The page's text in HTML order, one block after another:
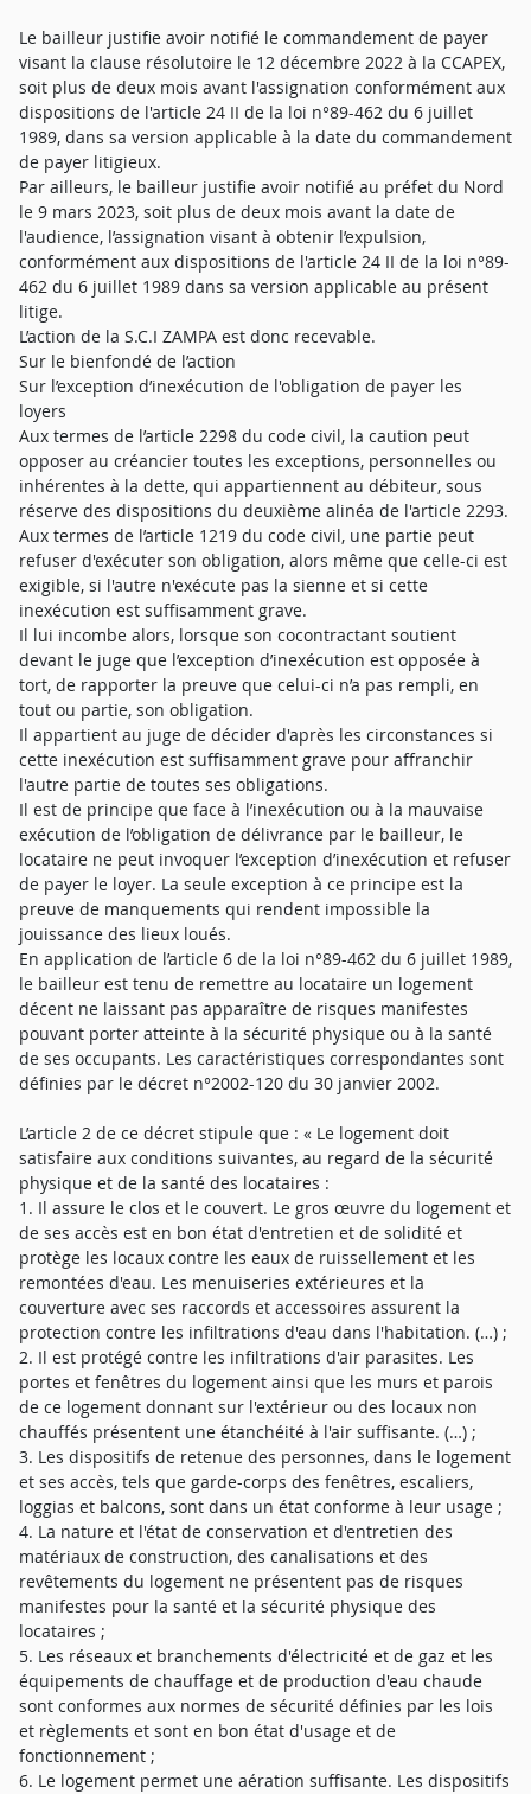
Le bailleur justifie avoir notifié le commandement de payer
visant la clause résolutoire le 12 décembre 2022 à la CCAPEX,
soit plus de deux mois avant l'assignation conformément aux
dispositions de l'article 24 II de la loi n°89-462 du 6 juillet
1989, dans sa version applicable à la date du commandement
de payer litigieux.
Par ailleurs, le bailleur justifie avoir notifié au préfet du Nord
le 9 mars 2023, soit plus de deux mois avant la date de
l'audience, l’assignation visant à obtenir l’expulsion,
conformément aux dispositions de l'article 24 II de la loi n°89-
462 du 6 juillet 1989 dans sa version applicable au présent
litige.
L’action de la S.C.I ZAMPA est donc recevable.
Sur le bienfondé de l’action
Sur l’exception d’inexécution de l'obligation de payer les
loyers
Aux termes de l’article 2298 du code civil, la caution peut
opposer au créancier toutes les exceptions, personnelles ou
inhérentes à la dette, qui appartiennent au débiteur, sous
réserve des dispositions du deuxième alinéa de l'article 2293.
Aux termes de l’article 1219 du code civil, une partie peut
refuser d'exécuter son obligation, alors même que celle-ci est
exigible, si l'autre n'exécute pas la sienne et si cette
inexécution est suffisamment grave.
Il lui incombe alors, lorsque son cocontractant soutient
devant le juge que l’exception d’inexécution est opposée à
tort, de rapporter la preuve que celui-ci n’a pas rempli, en
tout ou partie, son obligation.
Il appartient au juge de décider d'après les circonstances si
cette inexécution est suffisamment grave pour affranchir
l'autre partie de toutes ses obligations.
Il est de principe que face à l’inexécution ou à la mauvaise
exécution de l’obligation de délivrance par le bailleur, le
locataire ne peut invoquer l’exception d’inexécution et refuser
de payer le loyer. La seule exception à ce principe est la
preuve de manquements qui rendent impossible la
jouissance des lieux loués.
En application de l’article 6 de la loi n°89-462 du 6 juillet 1989,
le bailleur est tenu de remettre au locataire un logement
décent ne laissant pas apparaître de risques manifestes
pouvant porter atteinte à la sécurité physique ou à la santé
de ses occupants. Les caractéristiques correspondantes sont
définies par le décret n°2002-120 du 30 janvier 2002.
L’article 2 de ce décret stipule que : « Le logement doit
satisfaire aux conditions suivantes, au regard de la sécurité
physique et de la santé des locataires :
1. Il assure le clos et le couvert. Le gros œuvre du logement et
de ses accès est en bon état d'entretien et de solidité et
protège les locaux contre les eaux de ruissellement et les
remontées d'eau. Les menuiseries extérieures et la
couverture avec ses raccords et accessoires assurent la
protection contre les infiltrations d'eau dans l'habitation. (…) ;
2. Il est protégé contre les infiltrations d'air parasites. Les
portes et fenêtres du logement ainsi que les murs et parois
de ce logement donnant sur l'extérieur ou des locaux non
chauffés présentent une étanchéité à l'air suffisante. (…) ;
3. Les dispositifs de retenue des personnes, dans le logement
et ses accès, tels que garde-corps des fenêtres, escaliers,
loggias et balcons, sont dans un état conforme à leur usage ;
4. La nature et l'état de conservation et d'entretien des
matériaux de construction, des canalisations et des
revêtements du logement ne présentent pas de risques
manifestes pour la santé et la sécurité physique des
locataires ;
5. Les réseaux et branchements d'électricité et de gaz et les
équipements de chauffage et de production d'eau chaude
sont conformes aux normes de sécurité définies par les lois
et règlements et sont en bon état d'usage et de
fonctionnement ;
6. Le logement permet une aération suffisante. Les dispositifs